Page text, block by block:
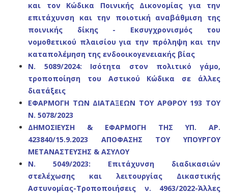
και τον Κώδικα Ποινικής Δικονομίας για την
επιτάχυνση και την ποιοτική αναβάθμιση της
ποινικής δίκης - Εκσυγχρονισμός του
νομοθετικού πλαισίου για την πρόληψη και την
καταπολέμηση της ενδοοικογενειακής βίας
N. 5089/2024: Ισότητα στον πολιτικό γάμο,
τροποποίηση του Αστικού Κώδικα σε άλλες
διατάξεις
ΕΦΑΡΜΟΓΗ ΤΩΝ ΔΙΑΤΑΞΕΩΝ ΤΟΥ ΑΡΘΡΟΥ 193 ΤΟΥ
Ν. 5078/2023
ΔΗΜΟΣΙΕΥΣΗ & ΕΦΑΡΜΟΓΗ ΤΗΣ ΥΠ. ΑΡ.
423840/15.9.2023 ΑΠΟΦΑΣΗΣ ΤΟΥ ΥΠΟΥΡΓΟΥ
ΜΕΤΑΝΑΣΤΕΥΣΗΣ & ΑΣΥΛΟΥ
N. 5049/2023: Επιτάχυνση διαδικασιών
στελέχωσης και λειτουργίας Δικαστικής
Αστυνομίας-Τροποποιήσεις ν. 4963/2022-Άλλες